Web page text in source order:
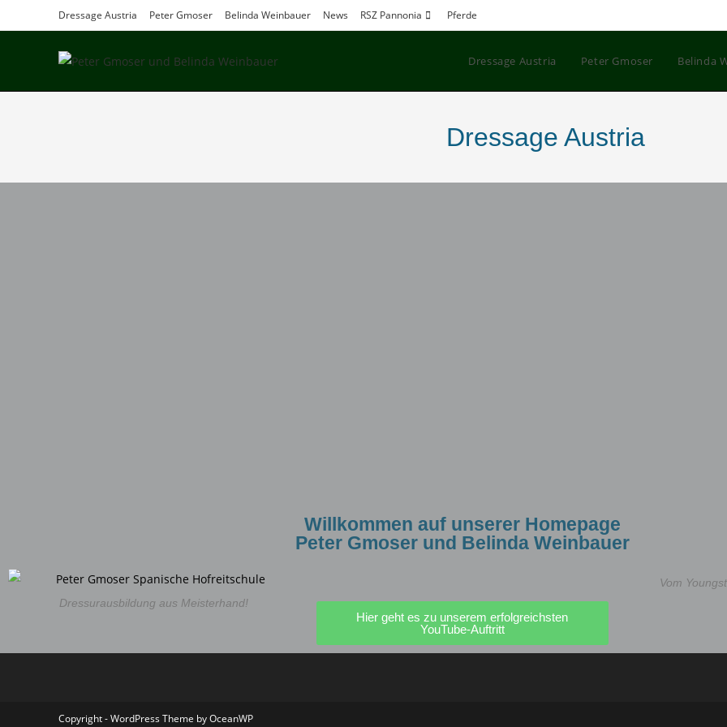
Dressage Austria Peter Gmoser Belinda Weinbauer News RSZ Pannonia Pferde
Dressage Austria Peter Gmoser Belinda
Dressage Austria
Willkommen auf unserer Homepage
Peter Gmoser und Belinda Weinbauer
Dressurausbildung aus Meisterhand!
Hier geht es zu unserem erfolgreichsten
YouTube-Auftritt
Vom
Copyright - WordPress Theme by OceanWP